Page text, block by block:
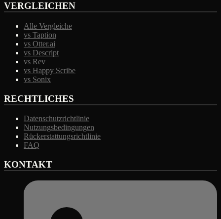
VERGLEICHEN
Alle Vergleiche
vs Taption
vs Otter.ai
vs Descript
vs Rev
vs Happy Scribe
vs Sonix
RECHTLICHES
Datenschutzrichtlinie
Nutzungsbedingungen
Rückerstattungsrichtlinie
FAQ
KONTAKT